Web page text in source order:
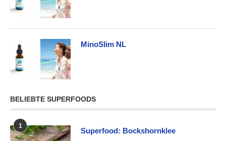
MinoSlim NL
BELIEBTE SUPERFOODS
1
Superfood: Bockshornklee